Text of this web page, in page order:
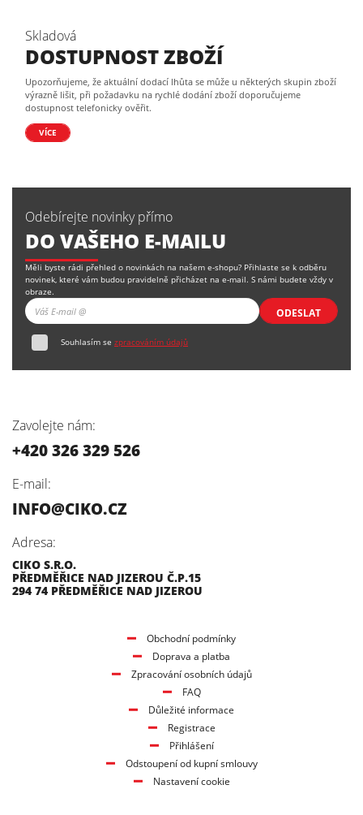
Skladová
DOSTUPNOST ZBOŽÍ
Upozorňujeme, že aktuální dodací lhůta se může u některých skupin zboží
výrazně lišit, při požadavku na rychlé dodání zboží doporučujeme
dostupnost telefonicky ověřit.
VÍCE
Odebírejte novinky přímo
DO VAŠEHO E-MAILU
Měli byste rádi přehled o novinkách na našem e-shopu? Přihlaste se k odběru
novinek, které vám budou pravidelně přicházet na e-mail. S námi budete vždy v
obraze.
ODESLAT
Souhlasím se zpracováním údajů
Zavolejte nám:
+420 326 329 526
E-mail:
INFO@CIKO.CZ
Adresa:
CIKO S.R.O.
PŘEDMĚŘICE NAD JIZEROU Č.P.15
294 74 PŘEDMĚŘICE NAD JIZEROU
Obchodní podmínky
Doprava a platba
Zpracování osobních údajů
FAQ
Důležité informace
Registrace
Přihlášení
Odstoupení od kupní smlouvy
Nastavení cookie